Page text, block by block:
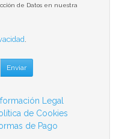
de Datos en nuestra
Enviar
Legal
de Cookies
de Pago